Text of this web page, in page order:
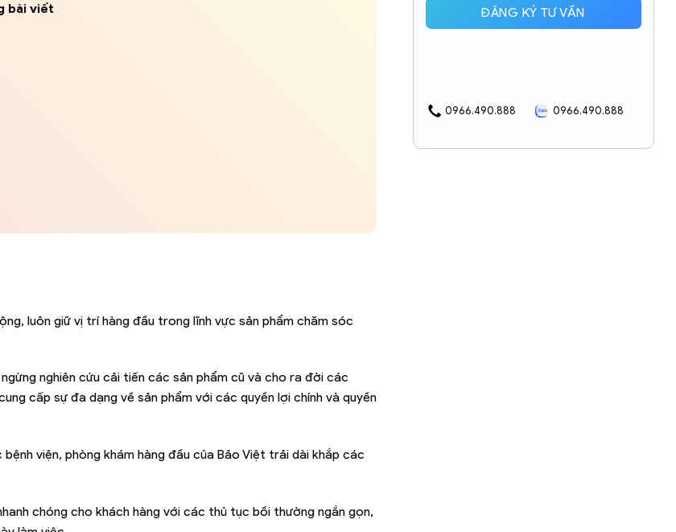
bài viết
luôn giữ vị trí hàng đầu trong lĩnh vực sản phẩm chăm sóc
nghiên cứu cải tiến các sản phẩm cũ và cho ra đời các
cấp sự đa dạng về sản phẩm với các quyền lợi chính và quyền
viện, phòng khám hàng đầu của Bảo Việt trải dài khắp các
chóng cho khách hàng với các thủ tục bồi thường ngắn gọn,
ĐĂNG KÝ TƯ VẤN
0966.490.888 0966.490.888